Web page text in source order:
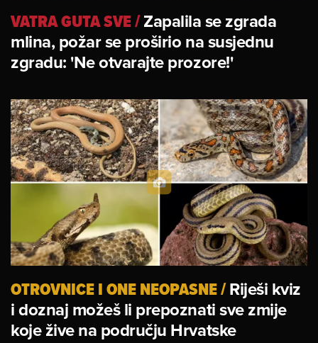
VATRA GUTA SVE/Zapalila se zgrada
mlina, požar se proširio na susjednu
zgradu: 'Ne otvarajte prozore!'
OTROVNICE I ONE NEOPASNE/Riješi kviz
i doznaj možeš li prepoznati sve zmije
koje žive na području Hrvatske